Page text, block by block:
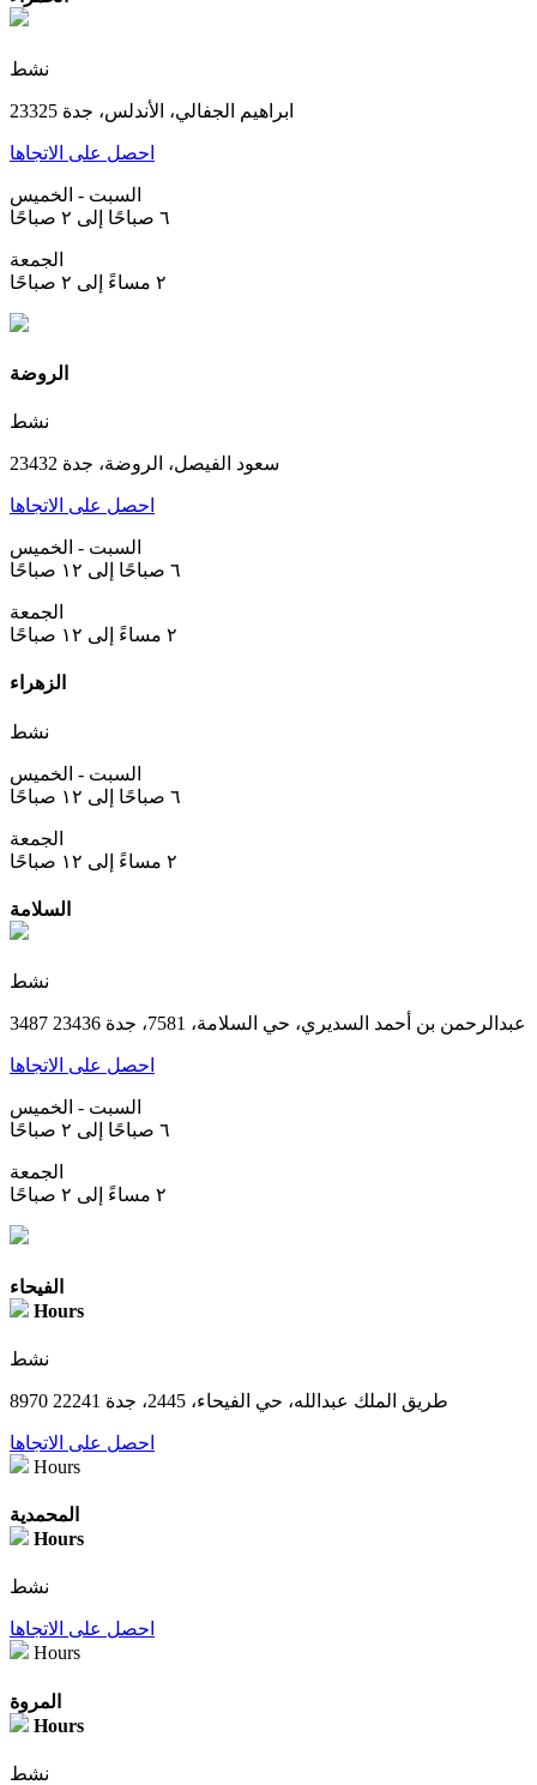
نشط
ابراهيم الجفالي، الأندلس، جدة 23325
احصل على الاتجاها
السبت - الخميس
٦ صباحًا إلى ٢ صباحًا
الجمعة
٢ مساءً إلى ٢ صباحًا
الروضة
نشط
سعود الفيصل، الروضة، جدة 23432
احصل على الاتجاها
السبت - الخميس
٦ صباحًا إلى ١٢ صباحًا
الجمعة
٢ مساءً إلى ١٢ صباحًا
الزهراء
نشط
السبت - الخميس
٦ صباحًا إلى ١٢ صباحًا
الجمعة
٢ مساءً إلى ١٢ صباحًا
السلامة
نشط
3487 عبدالرحمن بن أحمد السديري، حي السلامة، 7581، جدة 23436
احصل على الاتجاها
السبت - الخميس
٦ صباحًا إلى ٢ صباحًا
الجمعة
٢ مساءً إلى ٢ صباحًا
الفيحاء
Hours
نشط
8970 طريق الملك عبدالله، حي الفيحاء، 2445، جدة 22241
احصل على الاتجاها
Hours
المحمدية
Hours
نشط
احصل على الاتجاها
Hours
المروة
Hours
نشط